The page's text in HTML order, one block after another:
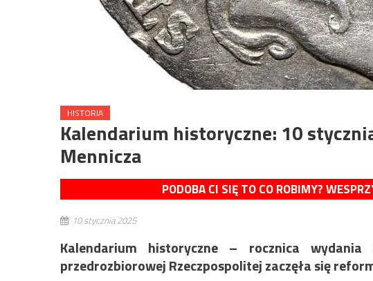
HISTORIA
Kalendarium historyczne: 10
Mennicza
PODOBA CI SIĘ TO CO ROBIMY?
10 stycznia 2025
Kalendarium historyczne – rocznica
przedrozbiorowej Rzeczpospolitej zaczęła się